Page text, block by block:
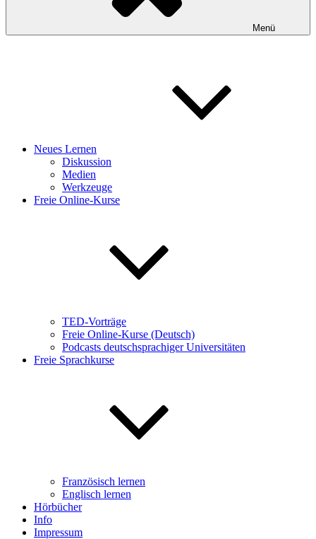
Menü
Neues Lernen
Diskussion
Medien
Werkzeuge
Freie Online-Kurse
TED-Vorträge
Freie Online-Kurse (Deutsch)
Podcasts deutschsprachiger Universitäten
Freie Sprachkurse
Französisch lernen
Englisch lernen
Hörbücher
Info
Impressum